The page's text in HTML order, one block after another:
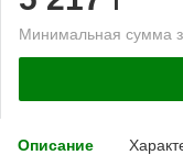
Минимальная сумма
Описание